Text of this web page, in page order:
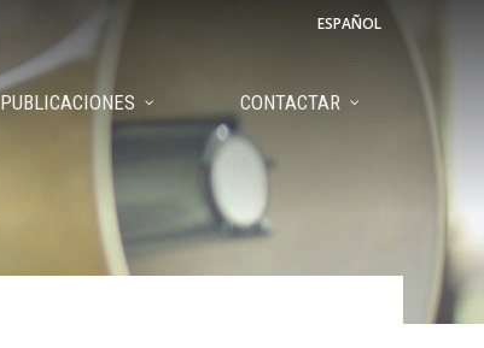
ESPAÑOL
PUBLICACIONES CONTACTAR